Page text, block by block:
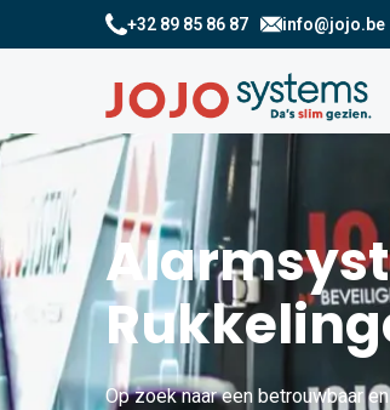
+32 89 85 86 87 info@jojo.be
Op zoek naar een betrouwbaar